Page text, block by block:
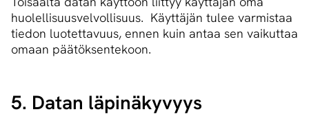
huolellisuusvelvollisuus. Käyttäjän tulee varmistaa
tiedon luotettavuus, ennen kuin antaa sen vaikuttaa
omaan päätöksentekoon.
5. Datan läpinäkyvyys